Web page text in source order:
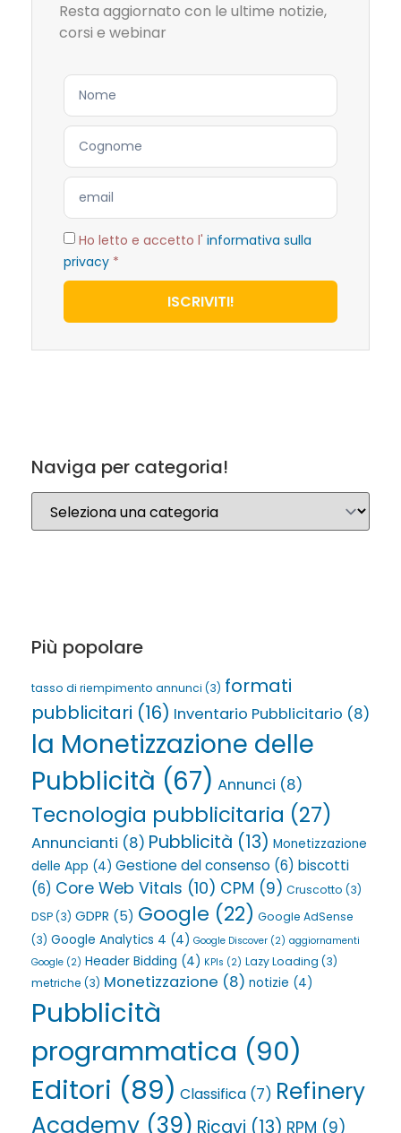
Resta aggiornato con le ultime notizie,
corsi e webinar
Ho letto e accetto l' informativa sulla
privacy *
ISCRIVITI!
Naviga per categoria!
Più popolare
tasso di riempimento annunci (3) formati
pubblicitari (16) Inventario Pubblicitario (8)
la Monetizzazione delle
Pubblicità (67) Annunci (8)
Tecnologia pubblicitaria (27)
Annuncianti (8) Pubblicità (13) Monetizzazione
delle App (4) Gestione del consenso (6) biscotti
(6) Core Web Vitals (10) CPM (9) Cruscotto (3)
DSP(3) GDPR (5) Google (22) Google AdSense
(3) Google Analytics 4 (4) Google Discover (2) aggiornamenti
Google (2) Header Bidding (4) KPIs (2) Lazy Loading (3)
metriche (3) Monetizzazione (8) notizie (4)
Pubblicità
programmatica (90)
Editori (89) Classifica (7) Refinery
Academy (39) Ricavi (13) RPM (9)